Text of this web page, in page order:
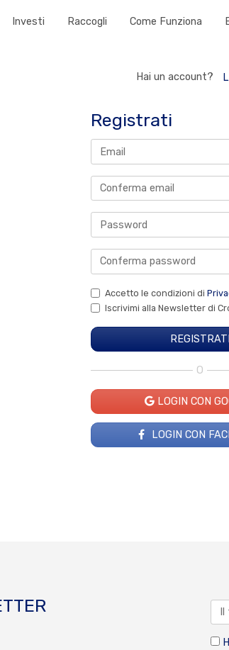
Investi Raccogli Come Funziona
Hai un account?
Registrati
Accetto le condizioni di
Iscrivimi alla Newsletter di
O
LOGIN CON
LOGIN CON